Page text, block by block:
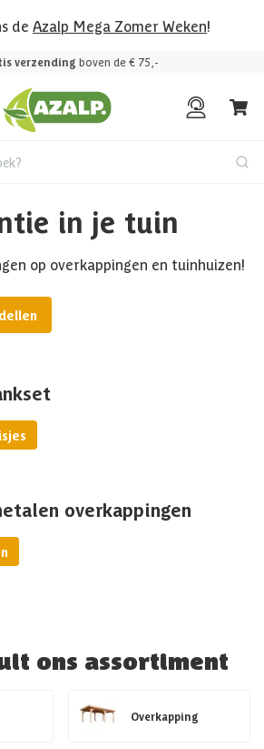
de Azalp Mega Zomer Weken!
verzending boven de € 75,-
in je tuin
op overkappingen en tuinhuizen!
overkappingen
ons assortiment
Overkapping